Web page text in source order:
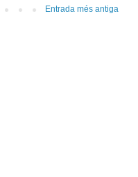
Entrada més antiga